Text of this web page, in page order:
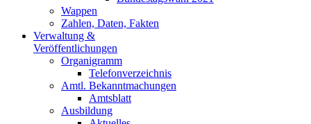
Wappen
Zahlen, Daten, Fakten
Verwaltung &
Veröffentlichungen
Organigramm
Telefonverzeichnis
Amtl. Bekanntmachungen
Amtsblatt
Ausbildung